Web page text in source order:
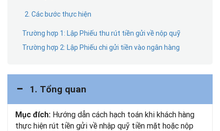
2. Các bước thực hiện
Trường hợp 1: Lập Phiếu thu rút tiền gửi về nộp quỹ
Trường hợp 2: Lập Phiếu chi gửi tiền vào ngân hàng
1. Tổng quan
Mục đích: Hướng dẫn cách hạch toán khi khách hàng
thực hiện rút tiền gửi về nhập quỹ tiền mặt hoặc nộp